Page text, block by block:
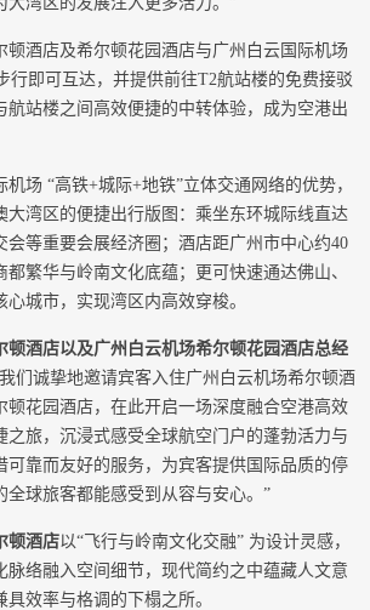
顿酒店及希尔顿花园酒店与广州白云国际机场
行即可互达，并提供前往T2航站楼的免费接驳
航站楼之间高效便捷的中转体验，成为空港出
场 “高铁+城际+地铁”立体交通网络的优势，
大湾区的便捷出行版图：乘坐东环城际线直达
会等重要会展经济圈；酒店距广州市中心约40
繁华与岭南文化底蕴；更可快速通达佛山、
城市，实现湾区内高效穿梭。
顿酒店以及广州白云机场希尔顿花园酒店总经
们诚挚地邀请宾客入住广州白云机场希尔顿酒
顿花园酒店，在此开启一场深度融合空港高效
之旅，沉浸式感受全球航空门户的蓬勃活力与
可靠而友好的服务，为宾客提供国际品质的停
全球旅客都能感受到从容与安心。”
顿酒店以“飞行与岭南文化交融” 为设计灵感，
脉络融入空间细节，现代简约之中蕴藏人文意
效率与格调的下榻之所。